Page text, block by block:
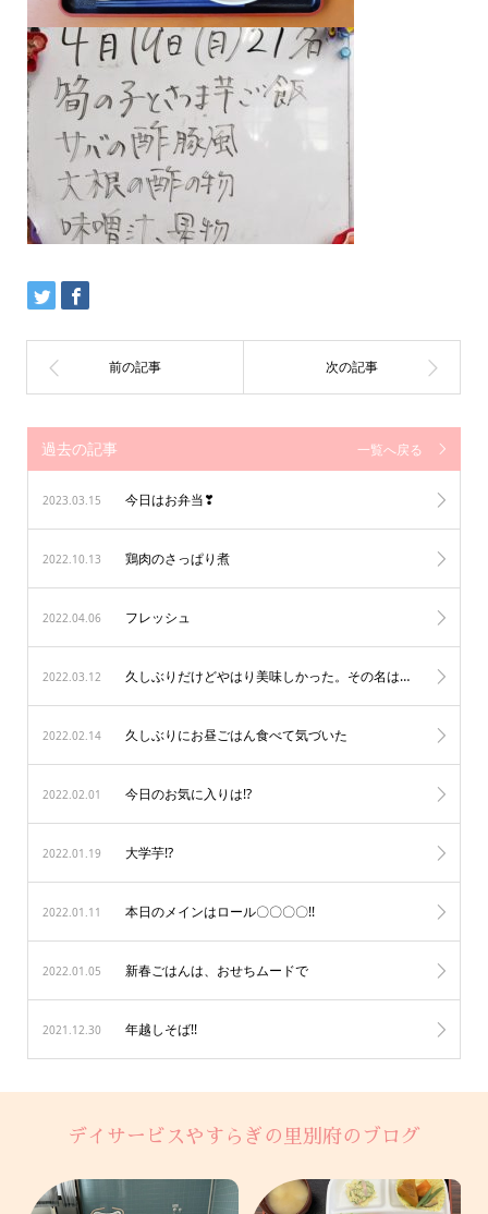
過去の記事 一覧へ戻る
2023.03.15 今日はお弁当❣
2022.10.13 鶏肉のさっぱり煮
2022.04.06 フレッシュ
2022.03.12 久しぶりだけどやはり美味しかった。その名はコンソメ
2022.02.14 久しぶりにお昼ごはん食べて気づいた
2022.02.01 今日のお気に入りは!?
2022.01.19 大学芋!?
2022.01.11 本日のメインはロール〇〇〇〇!!
2022.01.05 新春ごはんは、おせちムードで
2021.12.30 年越しそば!!
デイサービスやすらぎの里別府のブログ